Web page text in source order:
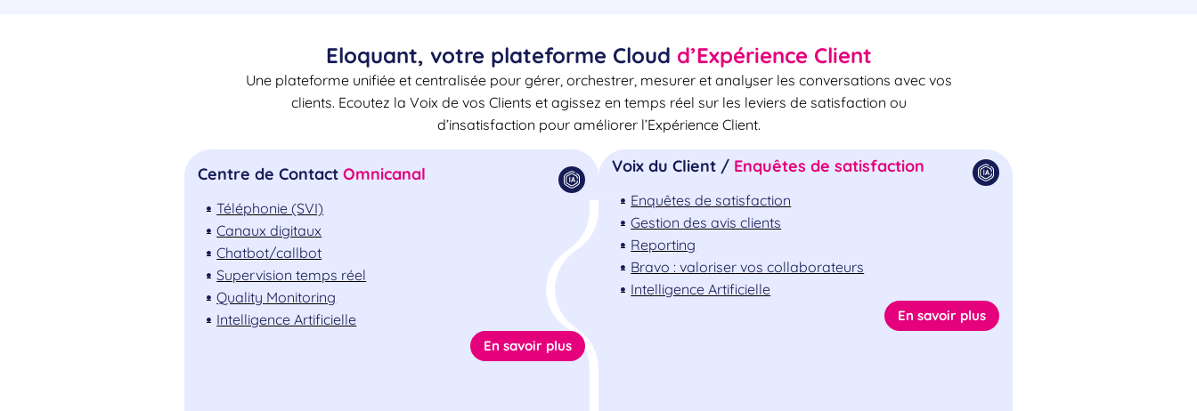
Eloquant, votre plateforme Cloud d’Expérience Client
Une plateforme unifiée et centralisée pour gérer, orchestrer, mesurer et analyser les conversations avec vos
clients. Ecoutez la Voix de vos Clients et agissez en temps réel sur les leviers de satisfaction ou
d’insatisfaction pour améliorer l’Expérience Client.
Centre de Contact Omnicanal
Téléphonie (SVI)
Canaux digitaux
Chatbot/callbot
Supervision temps réel
Quality Monitoring
Intelligence Artificielle
En savoir plus
Voix du Client / Enquêtes de satisfaction
Enquêtes de satisfaction
Gestion des avis clients
Reporting
Bravo : valoriser vos collaborateurs
Intelligence Artificielle
En savoir plus